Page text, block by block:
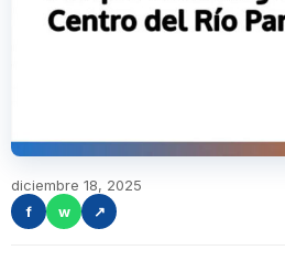
diciembre 18, 2025
f
w ↗